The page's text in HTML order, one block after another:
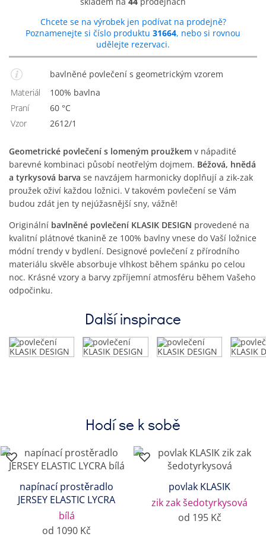
Chcete se na výrobek jen podívat na prodejně?
Poznamenejte si číslo produktu 31664, nebo si rovnou
udělejte rezervaci.
bavlněné povlečení s geometrickým vzorem
Materiál
100% bavlna
Praní
60 °C
Vzor
2612/1
Geometrické povlečení s lomeným proužkem v nápadité
barevné kombinaci působí neotřelým dojmem. Béžová, hnědá
a tyrkysová barva se navzájem harmonicky doplňují a zik-zak
proužek oživí každou ložnici. V takovém povlečení se Vám
budou zdát jen ty nejúžasnější sny, vážně!
Originální bavlněné povlečení KLASIK DESIGN provedené na
kvalitní plátnové tkanině ze 100% bavlny vnese do Vaší ložnice
módní trendy v bydlení. Designové povlečení z přírodního
materiálu skvěle absorbuje vlhkost během spánku po celou
noc. Krásné vzory a barvy zpříjemní atmosféru během Vašeho
odpočinku.
Další inspirace
Hodí se k sobě
napínací prostěradlo
JERSEY ELASTIC LYCRA
bílá
od 1090 Kč
povlak KLASIK
zik zak šedotyrkysová
od 195 Kč